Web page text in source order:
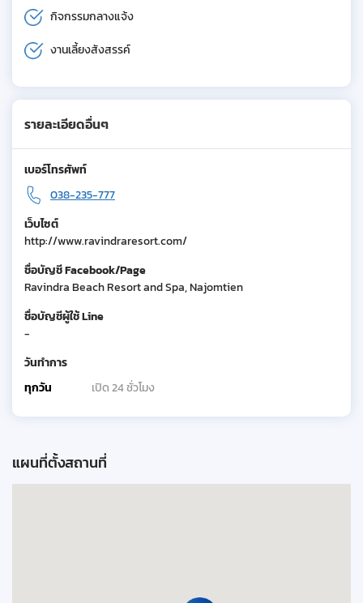
กิจกรรมกลางแจ้ง
งานเลี้ยงสังสรรค์
รายละเอียดอื่นๆ
เบอร์โทรศัพท์
038-235-777
เว็บไซต์
http://www.ravindraresort.com/
ชื่อบัญชี Facebook/Page
Ravindra Beach Resort and Spa, Najomtien
ชื่อบัญชีผู้ใช้ Line
-
วันทำการ
ทุกวัน
เปิด 24 ชั่วโมง
แผนที่ตั้งสถานที่